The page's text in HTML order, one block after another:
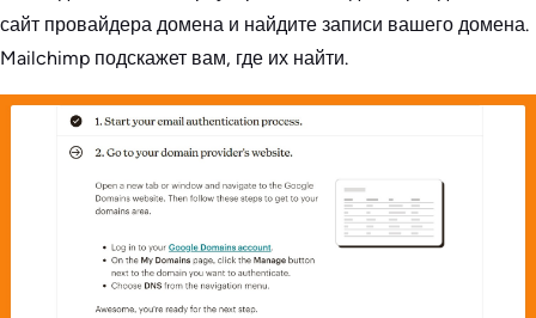
сайт провайдера домена и найдите записи вашего домена.
Mailchimp подскажет вам, где их найти.